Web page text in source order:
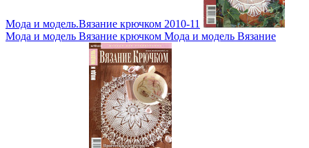
Мода и модель.Вязание крючком 2010-11
Мода и модель Вязание крючком Мода и модель Вязание